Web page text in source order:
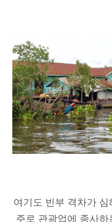
여기도 빈부 격차가
주로 관광업에 종사